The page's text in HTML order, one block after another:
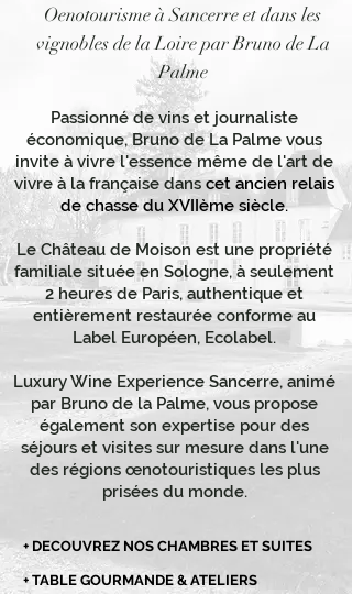
Oenotourisme à Sancerre et dans les
vignobles de la Loire par Bruno de La
Palme
Passionné de vins et journaliste
économique, Bruno de La Palme vous
invite à vivre l'essence même de l'art de
vivre à la française danscet ancien relais
de chasse du XVIIème siècle.
Le Château de Moison est une propriété
familiale située en Sologne, à seulement
2 heures de Paris, authentique et
entièrement restaurée conforme au
Label Européen, Ecolabel.
Luxury Wine Experience Sancerre, animé
par Bruno de la Palme, vous propose
également son expertise pour des
séjours et visites sur mesure dans l'une
des régions œnotouristiques les plus
prisées du monde.
+ DECOUVREZ NOS CHAMBRES ET SUITES
+ TABLE GOURMANDE & ATELIERS